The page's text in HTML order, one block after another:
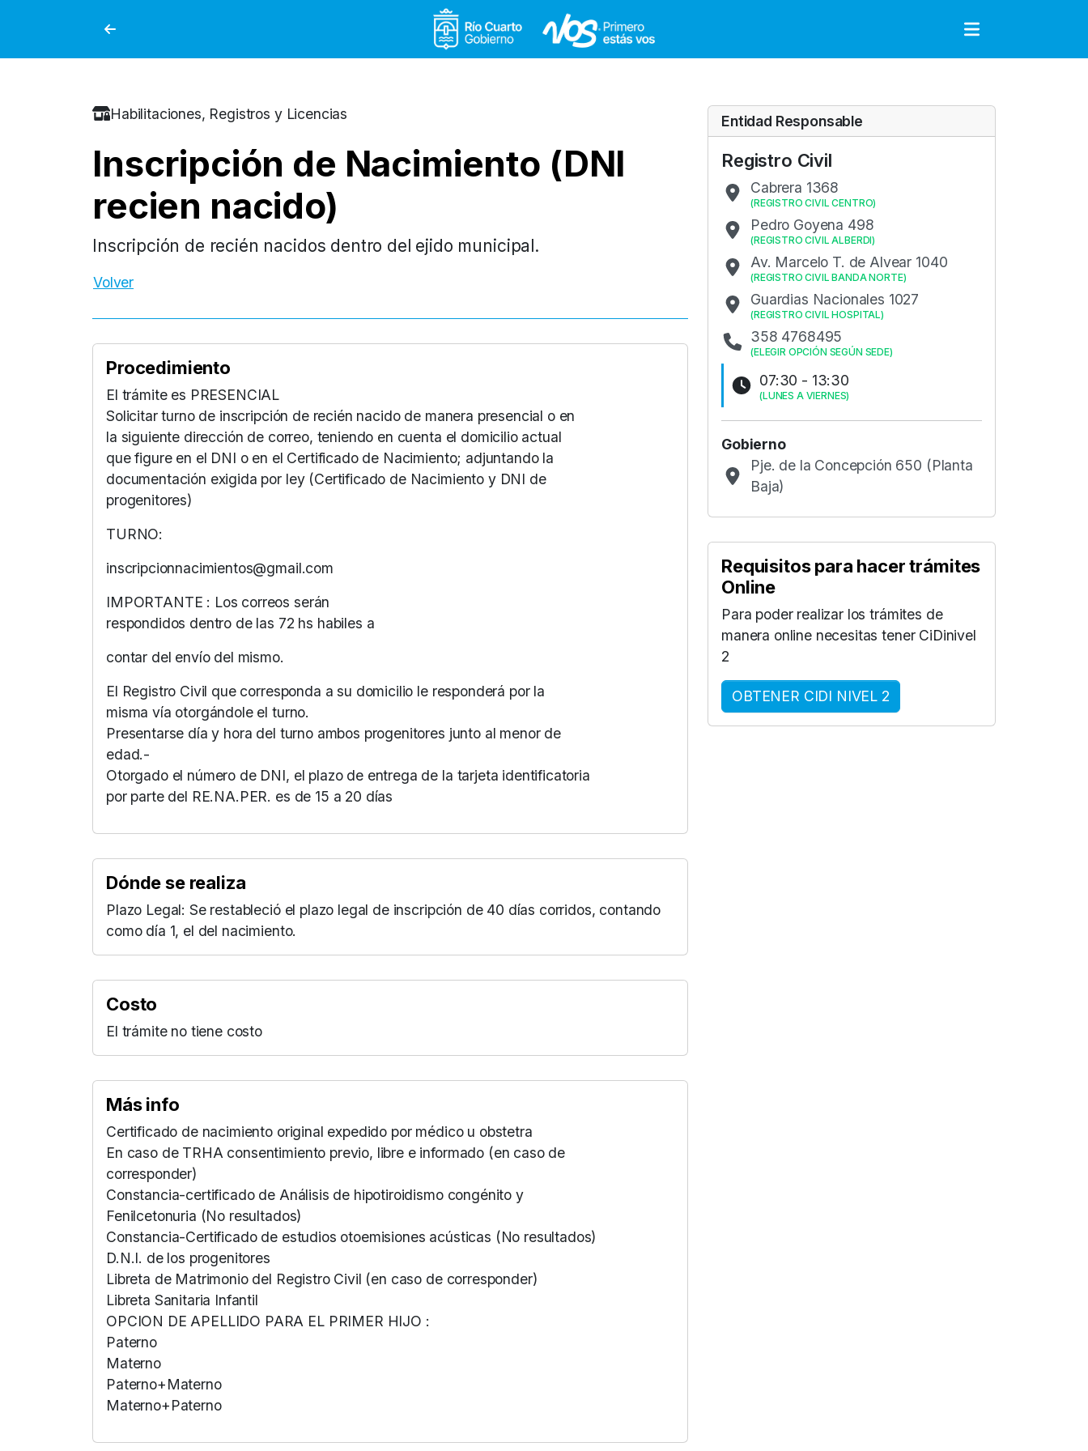
Gobierno de Río Cuarto
Habilitaciones, Registros y Licencias
Inscripción de Nacimiento (DNI
recien nacido)
Inscripción de recién nacidos dentro del ejido municipal.
Volver
Procedimiento
El trámite es PRESENCIAL
Solicitar turno de inscripción de recién nacido de manera presencial o en
la siguiente dirección de correo, teniendo en cuenta el domicilio actual
que figure en el DNI o en el Certificado de Nacimiento; adjuntando la
documentación exigida por ley (Certificado de Nacimiento y DNI de
progenitores)
TURNO:
inscripcionnacimientos@gmail.com
IMPORTANTE : Los correos serán
respondidos dentro de las 72 hs habiles a
contar del envío del mismo.
El Registro Civil que corresponda a su domicilio le responderá por la
misma vía otorgándole el turno.
Presentarse día y hora del turno ambos progenitores junto al menor de
edad.-
Otorgado el número de DNI, el plazo de entrega de la tarjeta identificatoria
por parte del RE.NA.PER. es de 15 a 20 días
Dónde se realiza
Plazo Legal: Se restableció el plazo legal de inscripción de 40 días corridos, contando
como día 1, el del nacimiento.
Costo
El trámite no tiene costo
Más info
Certificado de nacimiento original expedido por médico u obstetra
En caso de TRHA consentimiento previo, libre e informado (en caso de
corresponder)
Constancia-certificado de Análisis de hipotiroidismo congénito y
Fenilcetonuria (No resultados)
Constancia-Certificado de estudios otoemisiones acústicas (No resultados)
D.N.I. de los progenitores
Libreta de Matrimonio del Registro Civil (en caso de corresponder)
Libreta Sanitaria Infantil
OPCION DE APELLIDO PARA EL PRIMER HIJO :
Paterno
Materno
Paterno+Materno
Materno+Paterno
Entidad Responsable
Registro Civil
Cabrera 1368
(REGISTRO CIVIL CENTRO)
Pedro Goyena 498
(REGISTRO CIVIL ALBERDI)
Av. Marcelo T. de Alvear 1040
(REGISTRO CIVIL BANDA NORTE)
Guardias Nacionales 1027
(REGISTRO CIVIL HOSPITAL)
358 4768495
(ELEGIR OPCIÓN SEGÚN SEDE)
07:30 - 13:30
(LUNES A VIERNES)
Gobierno
Pje. de la Concepción 650 (Planta
Baja)
Requisitos para hacer trámites
Online
Para poder realizar los trámites de
manera online necesitas tener CiDinivel
2
OBTENER CIDI NIVEL 2